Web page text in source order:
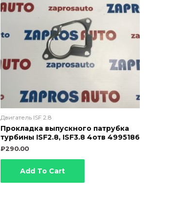
Двигатель ISF 2.8
Прокладка выпускного патрубка
турбины ISF2.8, ISF3.8 4отв 4995186
₽290.00
Add To Cart